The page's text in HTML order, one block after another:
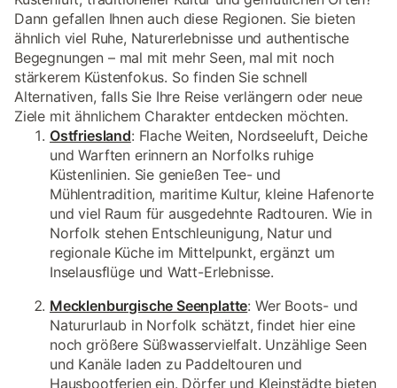
Dann gefallen Ihnen auch diese Regionen. Sie bieten
ähnlich viel Ruhe, Naturerlebnisse und authentische
Begegnungen – mal mit mehr Seen, mal mit noch
stärkerem Küstenfokus. So finden Sie schnell
Alternativen, falls Sie Ihre Reise verlängern oder neue
Ziele mit ähnlichem Charakter entdecken möchten.
Ostfriesland: Flache Weiten, Nordseeluft, Deiche
und Warften erinnern an Norfolks ruhige
Küstenlinien. Sie genießen Tee- und
Mühlentradition, maritime Kultur, kleine Hafenorte
und viel Raum für ausgedehnte Radtouren. Wie in
Norfolk stehen Entschleunigung, Natur und
regionale Küche im Mittelpunkt, ergänzt um
Inselausflüge und Watt-Erlebnisse.
Mecklenburgische Seenplatte: Wer Boots- und
Natururlaub in Norfolk schätzt, findet hier eine
noch größere Süßwasservielfalt. Unzählige Seen
und Kanäle laden zu Paddeltouren und
Hausbootferien ein. Dörfer und Kleinstädte bieten